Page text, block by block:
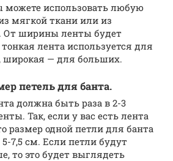
можете использовать любую
мягкой ткани или из
От ширины ленты будет
лента используется для
широкая — для больших.
петель для банта.
должна быть раза в 2-3
Так, если у вас есть лента
размер одной петли для банта
7,5 см. Если петли будут
то это будет выглядеть